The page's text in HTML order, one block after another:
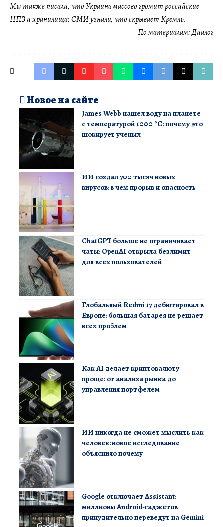
Мы также писали, что Украина массово громит российские
НПЗ и хранилища: СМИ узнали, что скрывает Кремль.
По материалам:Диалог
Новое на сайте
James Webb нашел воду на планете
с температурой 1000 °C: почему это
шокирует ученых
ИИ создал 700 тысяч новых
вирусов: в чем прорыв и опасность
ChatGPT больше не ограничивает
чаты: OpenAI открыла безлимит
для всех пользователей
Глобальный Redmi 17 дебютировал в
Европе: большая батарея не решает
всех проблем
Как AI делает криптовалюту
проще: от анализа рынка до
управления портфелем
ИИ никогда не сможет мыслить как
человек: новое исследование
объяснило почему
Google отключает Assistant:
миллионы Android-гаджетов
принудительно переведут на Gemini